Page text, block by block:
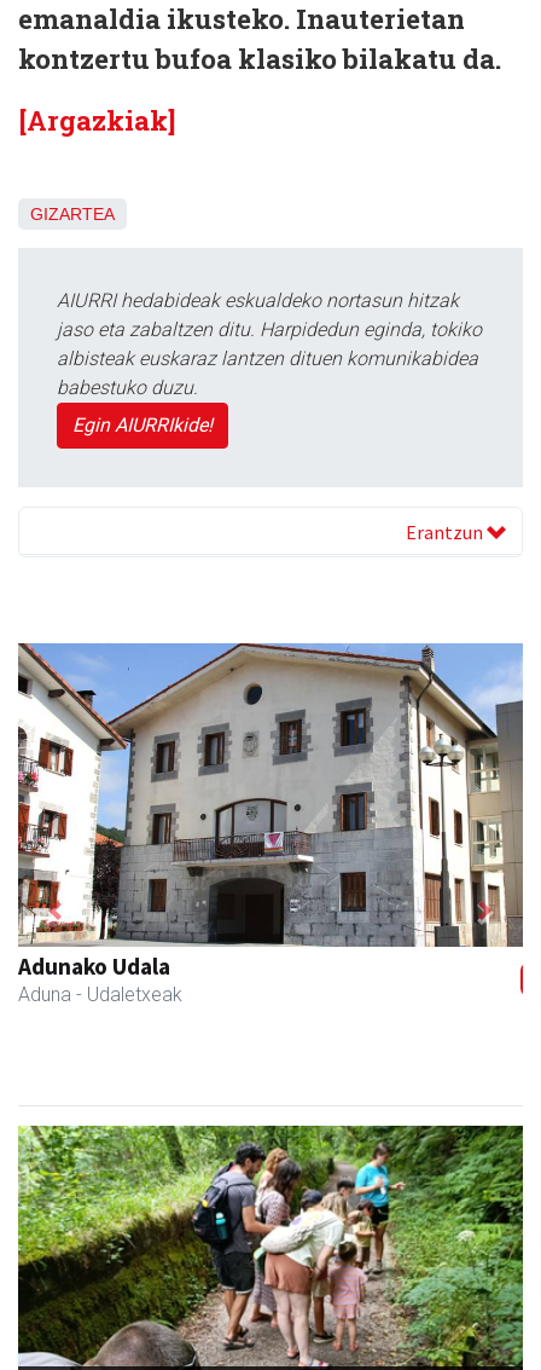
emanaldia ikusteko. Inauterietan
kontzertu bufoa klasiko bilakatu da.
[Argazkiak]
GIZARTEA
AIURRI hedabideak eskualdeko nortasun hitzak
jaso eta zabaltzen ditu. Harpidedun eginda, tokiko
albisteak euskaraz lantzen dituen komunikabidea
babestuko duzu.
Egin AIURRIkide!
Erantzun
Fleming Herri Eskola
Amasa-Villabona - Hezkuntza
Previous Next